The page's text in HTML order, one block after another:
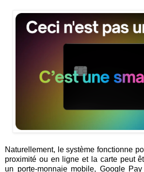
Naturellement, le système fonctionne
proximité ou en ligne et la carte peut
un porte-monnaie mobile, Google